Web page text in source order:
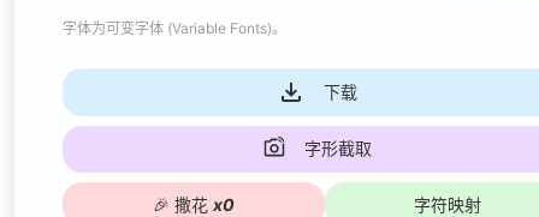
字体为可变字体 (Variable Fonts)。
下载
字形截取
🎉 撒花 x0 字符映射